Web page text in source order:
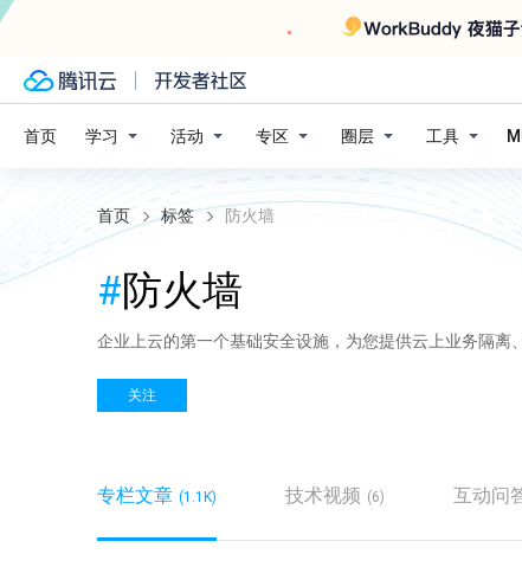
首页 学习 活动 专区 圈层 工具
首页 标签 防火墙
#防火墙
企业上云的第一个基础安全设施，为您提供云上业务隔离
关注
专栏文章 (1.1K) 技术视频 (6) 互动问